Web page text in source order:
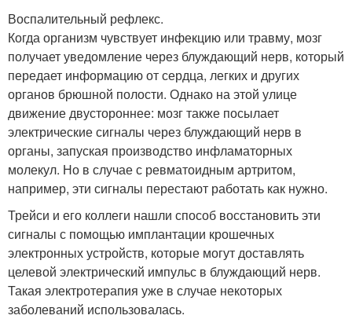
Воспалительный рефлекс.
Когда организм чувствует инфекцию или травму, мозг
получает уведомление через блуждающий нерв, который
передает информацию от сердца, легких и других
органов брюшной полости. Однако на этой улице
движение двустороннее: мозг также посылает
электрические сигналы через блуждающий нерв в
органы, запуская производство инфламаторных
молекул. Но в случае с ревматоидным артритом,
например, эти сигналы перестают работать как нужно.
Трейси и его коллеги нашли способ восстановить эти
сигналы с помощью имплантации крошечных
электронных устройств, которые могут доставлять
целевой электрический импульс в блуждающий нерв.
Такая электротерапия уже в случае некоторых
заболеваний использовалась.